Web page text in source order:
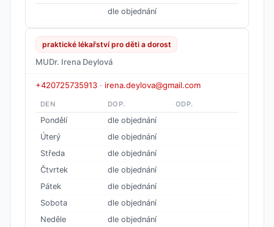
dle objednání
praktické lékařství pro děti a dorost
MUDr. Irena Deylová
+420725735913 · irena.deylova@gmail.com
DEN DOP. ODP.
Pondělí
dle objednání
Úterý
dle objednání
Středa
dle objednání
Čtvrtek
dle objednání
Pátek
dle objednání
Sobota
dle objednání
Neděle
dle objednání